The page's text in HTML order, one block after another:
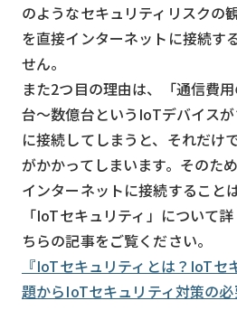
のようなセキュリティリスクの
を直接インターネットに接続す
せん。
また2つ目の理由は、「通信費
台〜数億台というIoTデバイス
に接続してしまうと、それだけ
がかかってしまいます。そのた
インターネットに接続すること
「IoTセキュリティ」について
ちらの記事をご覧ください。
『IoTセキュリティとは？IoTセ
題からIoTセキュリティ対策の必